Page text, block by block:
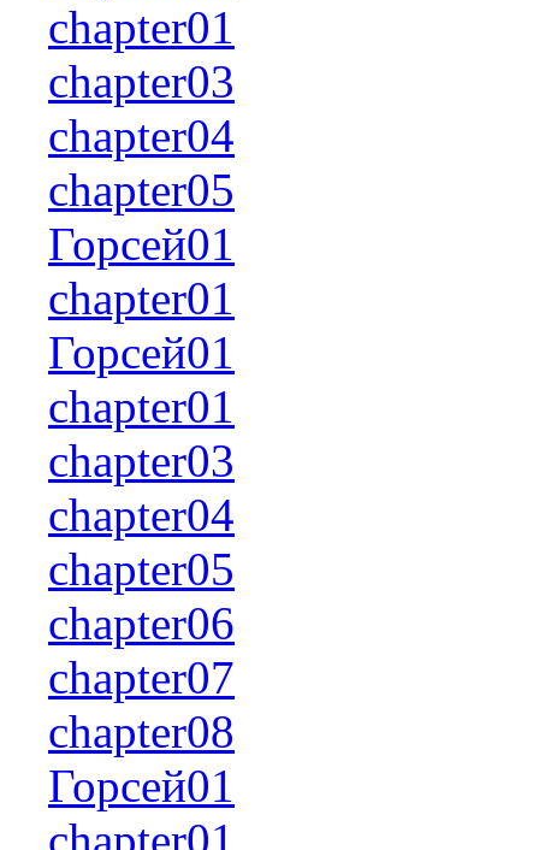
chapter01
chapter03
chapter04
chapter05
Горсей01
chapter01
Горсей01
chapter01
chapter03
chapter04
chapter05
chapter06
chapter07
chapter08
Горсей01